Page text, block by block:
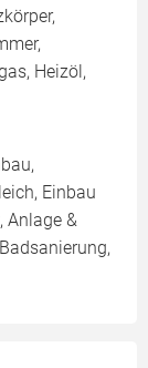
Heizöl,
Einbau
Anlage &